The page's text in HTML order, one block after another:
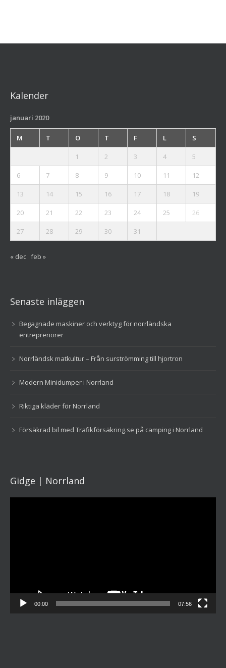
Kalender
januari 2020
M T O T F L S
1 2 3 4 5
6 7 8 9 10 11 12
13 14 15 16 17 18 19
20 21 22 23 24 25 26
27 28 29 30 31
« dec feb »
Senaste inläggen
Begagnade maskiner och verktyg för norrländska
entreprenörer
Norrländsk matkultur – Från surströmming till hjortron
Modern Minidumper i Norrland
Riktiga kläder för Norrland
Försäkrad bil med Trafikförsäkring.se på camping i Norrland
Gidge | Norrland
00:00 07:56